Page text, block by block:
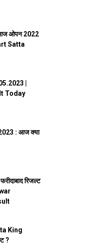
आज ओपन 2022
Satta
|
Today
: आज क्या
रिजल्ट
King
?